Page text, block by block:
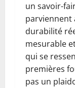
un savoir-
durabilité
mesurable
qui se
premières
pas un